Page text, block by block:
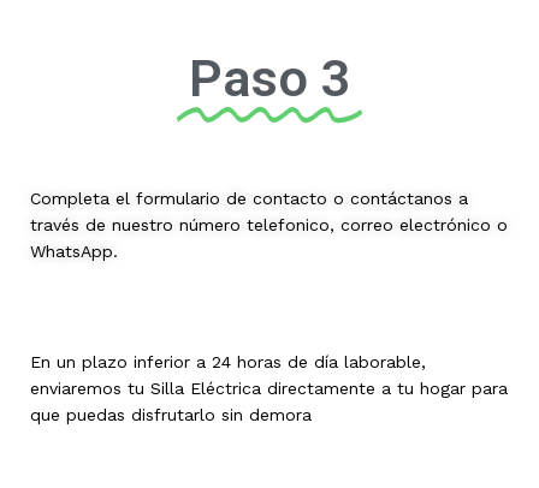
Paso 3
Completa el formulario de contacto o contáctanos a
través de nuestro número telefonico, correo electrónico o
WhatsApp.
En un plazo inferior a 24 horas de día laborable,
enviaremos tu Silla Eléctrica directamente a tu hogar para
que puedas disfrutarlo sin demora